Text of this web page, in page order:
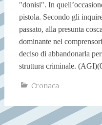
"donisi". In
pistola. Secondo gli
passato, alla presunta
dominante nel
deciso di abbandonarla
struttura criminale. (AGI)
Cronaca